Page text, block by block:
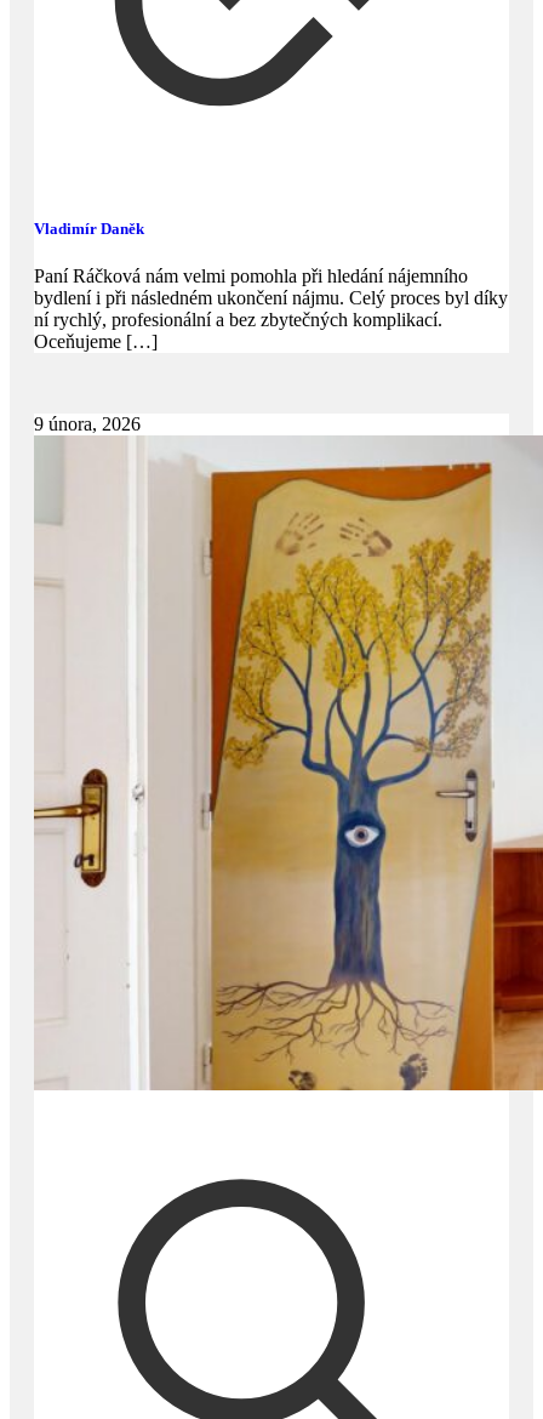
Vladimír Daněk
Paní Ráčková nám velmi pomohla při hledání nájemního
bydlení i při následném ukončení nájmu. Celý proces byl díky
ní rychlý, profesionální a bez zbytečných komplikací.
Oceňujeme […]
9 února, 2026